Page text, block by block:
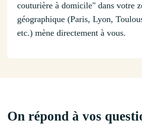
couturière à domicile" dans votre
géographique (Paris, Lyon,
etc.) mène directement à vous.
On répond à vos